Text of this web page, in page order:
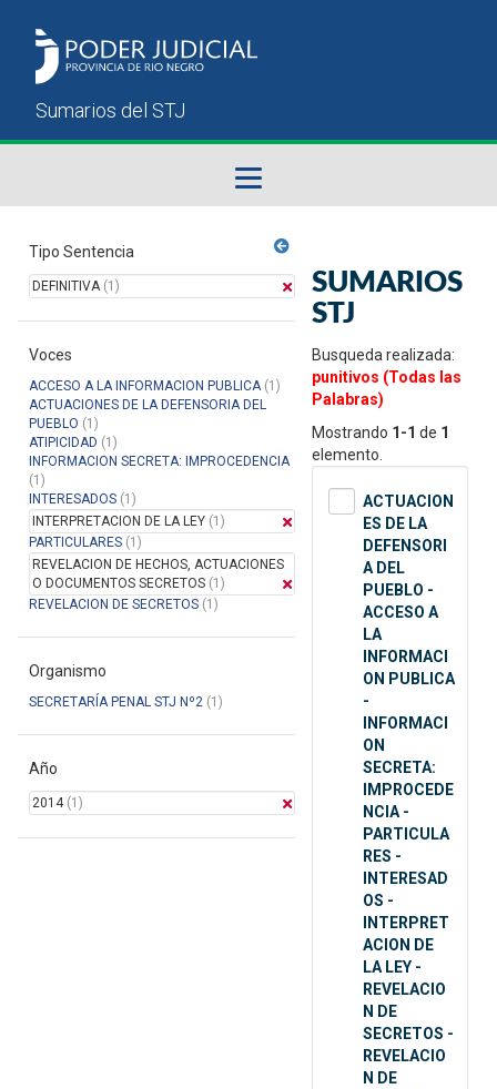
Sumarios del STJ
Manual del Usuario
Tipo Sentencia
DEFINITIVA(1)
Voces
ACCESO A LA INFORMACION PUBLICA(1)
ACTUACIONES DE LA DEFENSORIA DEL
PUEBLO (1)
ATIPICIDAD (1)
INFORMACION SECRETA: IMPROCEDENCIA
(1)
INTERESADOS (1)
INTERPRETACION DE LA LEY (1)
PARTICULARES (1)
REVELACION DE HECHOS, ACTUACIONES
O DOCUMENTOS SECRETOS (1)
REVELACION DE SECRETOS (1)
Organismo
SECRETARÍA PENAL STJ Nº2 (1)
Año
2014(1)
SUMARIOS
STJ
Busqueda realizada:
punitivos (Todas las
Palabras)
Mostrando 1-1 de 1
elemento.
ACTUACION
ES DE LA
DEFENSORI
A DEL
PUEBLO -
ACCESO A
LA
INFORMACI
ON PUBLICA
-
INFORMACI
ON
SECRETA:
IMPROCEDE
NCIA -
PARTICULA
RES -
INTERESAD
OS -
INTERPRET
ACION DE
LA LEY -
REVELACIO
N DE
SECRETOS -
REVELACIO
N DE